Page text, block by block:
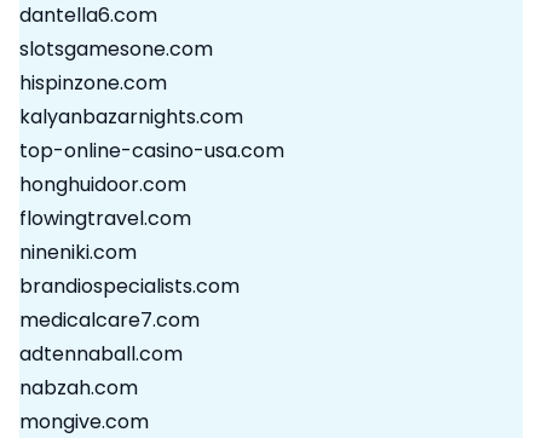
dantella6.com
slotsgamesone.com
hispinzone.com
kalyanbazarnights.com
top-online-casino-usa.com
honghuidoor.com
flowingtravel.com
nineniki.com
brandiospecialists.com
medicalcare7.com
adtennaball.com
nabzah.com
mongive.com